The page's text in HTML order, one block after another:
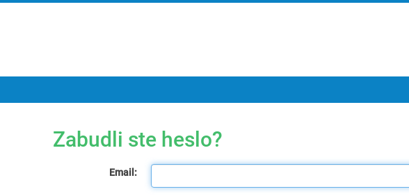
Zabudli ste heslo?
Email: